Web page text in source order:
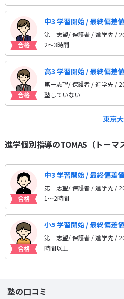
中3 学習開始 / 最終偏差
第一志望/ 保護者 / 進学先/
2〜3時間
高3 学習開始 / 最終偏差
第一志望/ 保護者 / 進学先/
塾していない
東京
進学個別指導のTOMAS（トーマ
中3 学習開始 / 最終偏差
第一志望/ 保護者 / 進学先/
1〜2時間
小5 学習開始 / 最終偏差
第一志望/ 保護者 / 進学先/
時間以上
塾の口コミ